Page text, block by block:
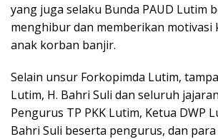
yang juga selaku Bunda PAUD Lutim
menghibur dan memberikan motivasi
anak korban banjir.
Selain unsur Forkopimda Lutim,
Lutim, H. Bahri Suli dan seluruh
Pengurus TP PKK Lutim, Ketua DWP
Bahri Suli beserta pengurus, dan